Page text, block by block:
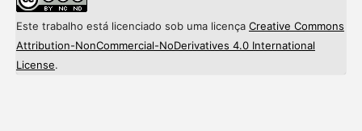
Este trabalho está licenciado sob uma licença Creative Commons
Attribution-NonCommercial-NoDerivatives 4.0 International
License.